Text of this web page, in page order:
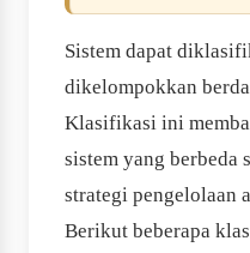
Sistem dapat
dikelompokkan
Klasifikasi ini
sistem yang berbeda
strategi pengelolaan
Berikut beberapa